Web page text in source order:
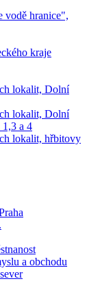
vodě hranice",
kraje
lokalit, Dolní
lokalit, Dolní
1,3 a 4
lokalit, hřbitovy
a obchodu